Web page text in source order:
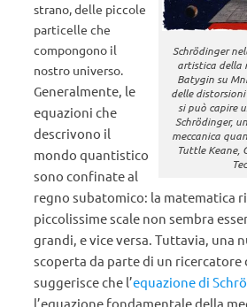
Schrödinger
artistica della
Batygin su
delle
si può capire
Schrödinger,
meccanica
Tuttle Keane,
strano, delle piccole
particelle che
compongono il
nostro universo.
Generalmente, le
equazioni che
descrivono il
mondo quantistico
sono confinate al
regno subatomico: la matematica
piccolissime scale non sembra
grandi, e vice versa. Tuttavia, una
scoperta da parte di un ricercatore
suggerisce che l’equazione di
l’equazione fondamentale della